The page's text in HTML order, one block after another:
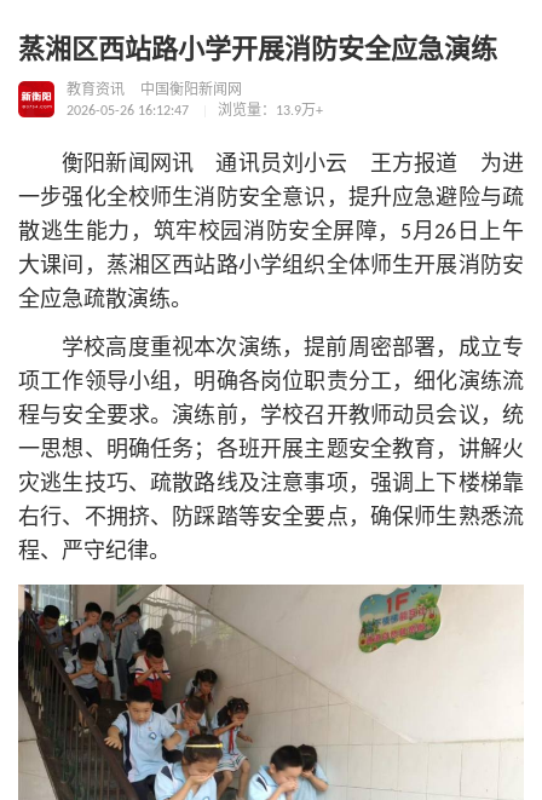
蒸湘区西站路小学开展消防安全应急演练
教育资讯
中国衡阳新闻网
2026-05-26 16:12:47
浏览量：13.9万+
衡阳新闻网讯 通讯员刘小云 王方报道 为进
一步强化全校师生消防安全意识，提升应急避险与疏
散逃生能力，筑牢校园消防安全屏障，5月26日上午
大课间，蒸湘区西站路小学组织全体师生开展消防安
全应急疏散演练。
学校高度重视本次演练，提前周密部署，成立专
项工作领导小组，明确各岗位职责分工，细化演练流
程与安全要求。演练前，学校召开教师动员会议，统
一思想、明确任务；各班开展主题安全教育，讲解火
灾逃生技巧、疏散路线及注意事项，强调上下楼梯靠
右行、不拥挤、防踩踏等安全要点，确保师生熟悉流
程、严守纪律。